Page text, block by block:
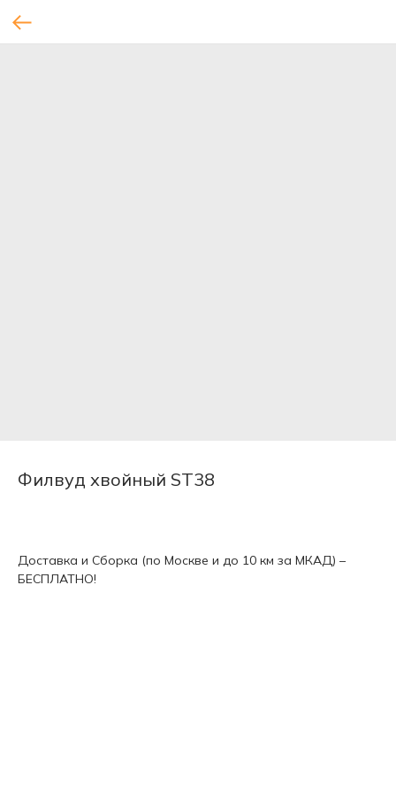
Филвуд хвойный ST38
Доставка и Сборка (по Москве и до 10 км за МКАД) –
БЕСПЛАТНО!